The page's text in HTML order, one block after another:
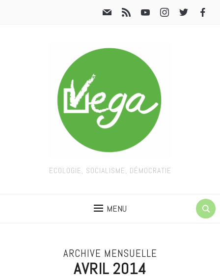
ECOLOGIE, SOCIALISME, DÉMOCRATIE
MENU
ARCHIVE MENSUELLE
AVRIL 2014